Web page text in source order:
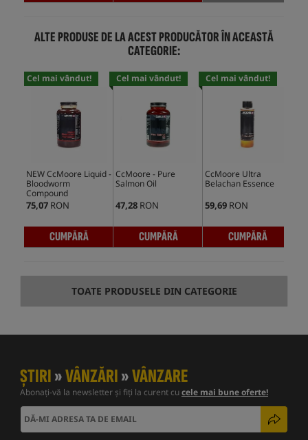
ALTE PRODUSE DE LA ACEST PRODUCĂTOR ÎN ACEASTĂ
CATEGORIE:
Cel mai vândut!
NEW CcMoore Liquid -
Bloodworm
Compound
75,07 RON
CUMPĂRĂ
Cel mai vândut!
CcMoore - Pure
Salmon Oil
47,28 RON
CUMPĂRĂ
Cel mai vândut!
CcMoore Ultra
Belachan Essence
59,69 RON
CUMPĂRĂ
TOATE PRODUSELE DIN CATEGORIE
ȘTIRI»VÂNZĂRI»VÂNZARE
Abonați-vă la newsletter și fiți la curent cucele mai bune oferte!